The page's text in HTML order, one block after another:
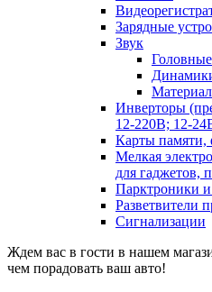
Зарядные
Звук
Инверторы
12-220В; 12-
Карты памяти,
Мелкая
для гаджетов,
Парктроники и
Разветвители
Сигнализации
Ждем вас в гости в нашем
чем порадовать ваш авто!